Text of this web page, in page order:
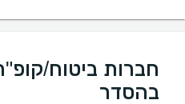
חברות ביטוח/
בהסדר